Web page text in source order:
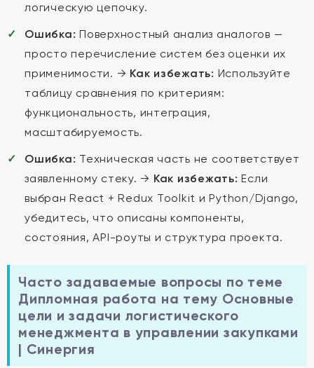
логическую цепочку.
Ошибка: Поверхностный анализ аналогов —
просто перечисление систем без оценки их
применимости. → Как избежать: Используйте
таблицу сравнения по критериям:
функциональность, интеграция,
масштабируемость.
Ошибка: Техническая часть не соответствует
заявленному стеку. → Как избежать: Если
выбран React + Redux Toolkit и Python/Django,
убедитесь, что описаны компоненты,
состояния, API-роуты и структура проекта.
Часто задаваемые вопросы по теме
Дипломная работа на тему Основные
цели и задачи логистического
менеджмента в управлении закупками
| Синергия